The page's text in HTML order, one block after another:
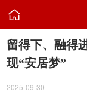

留得下、融得
现“安居梦”
2025-09-30